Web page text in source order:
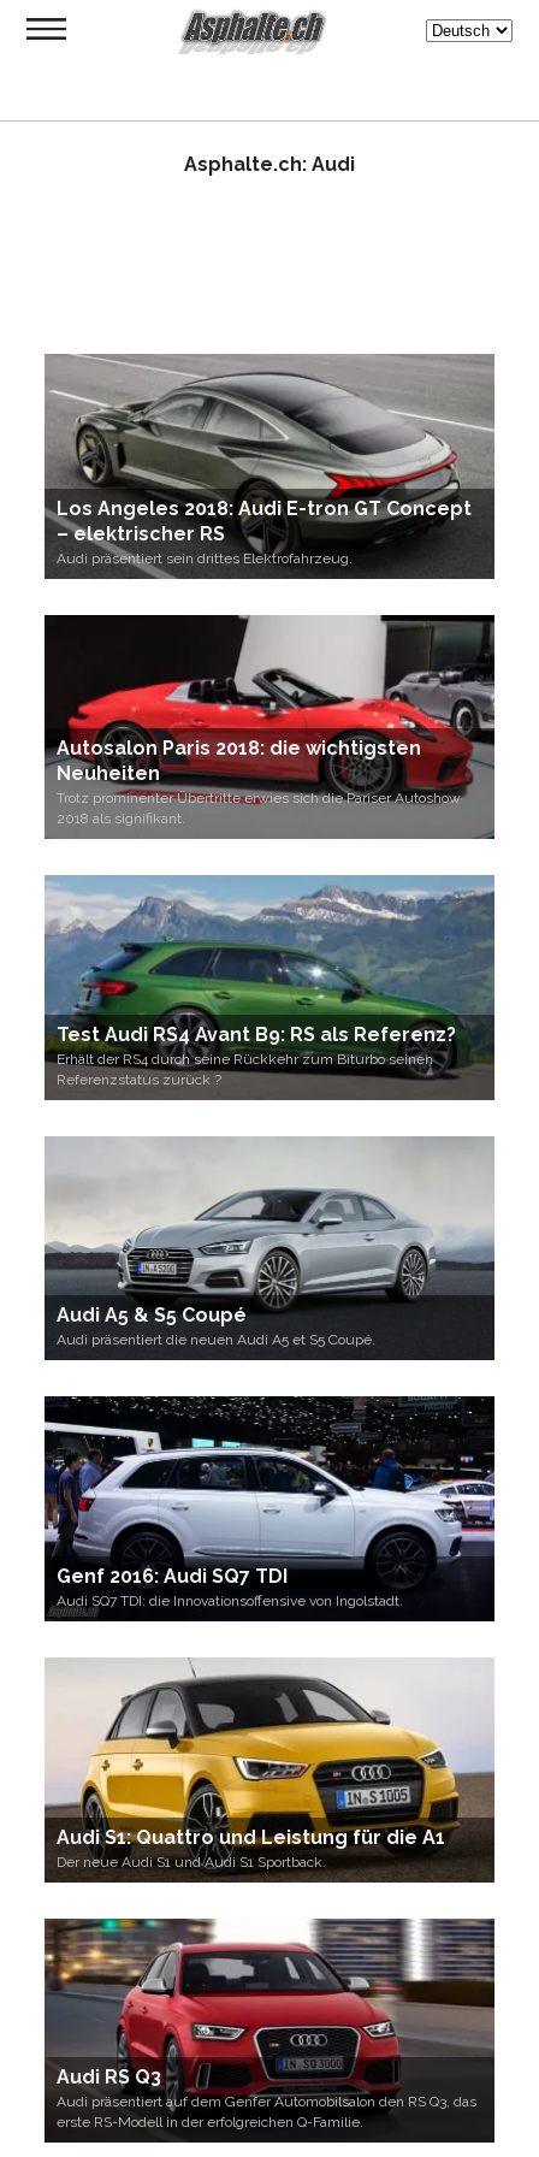
Asphalte.ch: Audi
Los Angeles 2018: Audi E-tron GT Concept
– elektrischer RS
Audi präsentiert sein drittes Elektrofahrzeug.
Autosalon Paris 2018: die wichtigsten
Neuheiten
Trotz prominenter Übertritte erwies sich die Pariser Autoshow
2018 als signifikant.
Test Audi RS4 Avant B9: RS als Referenz?
Erhält der RS4 durch seine Rückkehr zum Biturbo seinen
Referenzstatus zurück ?
Audi A5 & S5 Coupé
Audi präsentiert die neuen Audi A5 et S5 Coupé.
Genf 2016: Audi SQ7 TDI
Audi SQ7 TDI: die Innovationsoffensive von Ingolstadt.
Audi S1: Quattro und Leistung für die A1
Der neue Audi S1 und Audi S1 Sportback.
Audi RS Q3
Audi präsentiert auf dem Genfer Automobilsalon den RS Q3, das
erste RS-Modell in der erfolgreichen Q-Familie.